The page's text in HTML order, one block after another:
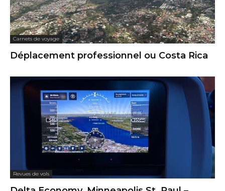
Carnets de voyage
Déplacement professionnel ou Costa Rica
Revues de vols